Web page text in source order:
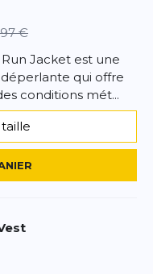
€
Run Jacket est une
qui offre
conditions mét...